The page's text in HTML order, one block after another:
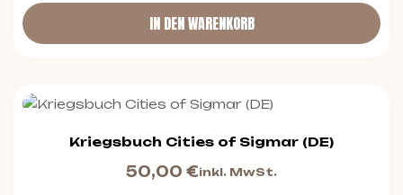
IN DEN WARENKORB
Kriegsbuch Cities of Sigmar (DE)
50,00 €inkl. MwSt.